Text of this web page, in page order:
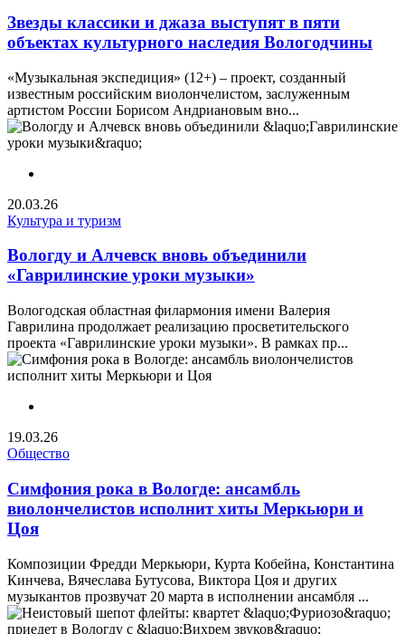
Звезды классики и джаза выступят в пяти
объектах культурного наследия Вологодчины
«Музыкальная экспедиция» (12+) – проект, созданный
известным российским виолончелистом, заслуженным
артистом России Борисом Андриановым вно...
20.03.26
Культура и туризм
Вологду и Алчевск вновь объединили
«Гаврилинские уроки музыки»
Вологодская областная филармония имени Валерия
Гаврилина продолжает реализацию просветительского
проекта «Гаврилинские уроки музыки». В рамках пр...
19.03.26
Общество
Симфония рока в Вологде: ансамбль
виолончелистов исполнит хиты Меркьюри и
Цоя
Композиции Фредди Меркьюри, Курта Кобейна, Константина
Кинчева, Вячеслава Бутусова, Виктора Цоя и других
музыкантов прозвучат 20 марта в исполнении ансамбля ...